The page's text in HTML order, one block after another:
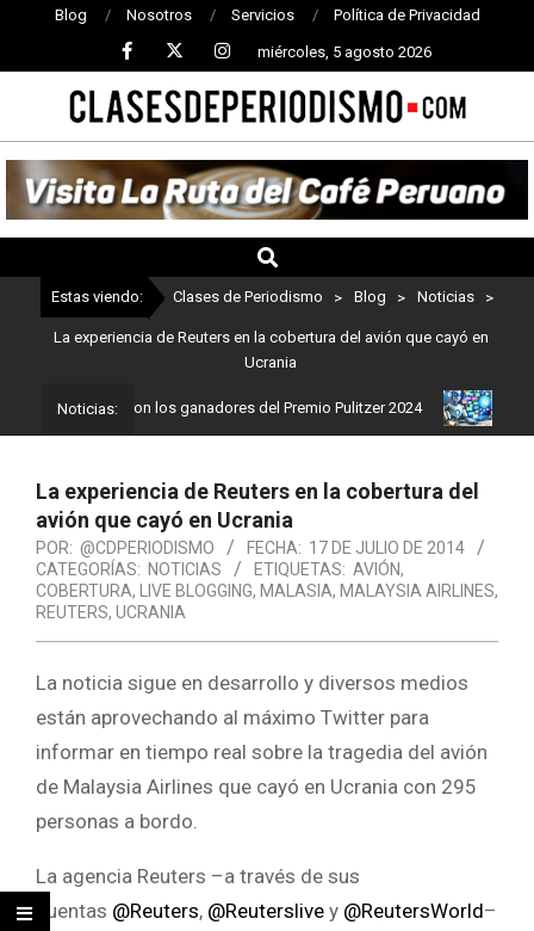
Blog Nosotros Servicios Política de Privacidad
miércoles, 5 agosto 2026
CLASES
DE
PERIODISMO
Estas viendo: Clases de Periodismo > Blog > Noticias >
La experiencia de Reuters en la cobertura del avión que cayó en
Ucrania
Noticias:
Estos son los ganadores del Premio Pulitzer 2024
La experiencia de Reuters en la cobertura del
avión que cayó en Ucrania
POR: @CDPERIODISMO FECHA: 17 DE JULIO DE 2014
CATEGORÍAS: NOTICIAS ETIQUETAS: AVIÓN,
COBERTURA, LIVE BLOGGING, MALASIA, MALAYSIA AIRLINES,
REUTERS, UCRANIA
La noticia sigue en desarrollo y diversos medios
están aprovechando al máximo Twitter para
informar en tiempo real sobre la tragedia del avión
de Malaysia Airlines que cayó en Ucrania con 295
personas a bordo.
La agencia Reuters –a través de sus
cuentas @Reuters, @Reuterslive y @ReutersWorld–